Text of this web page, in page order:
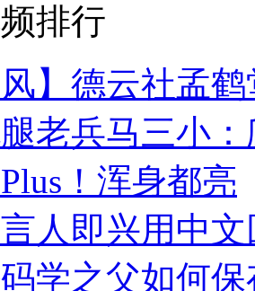
排行
风】德云社孟
老兵马三小
！浑身都亮
人即兴用中
学之父如何